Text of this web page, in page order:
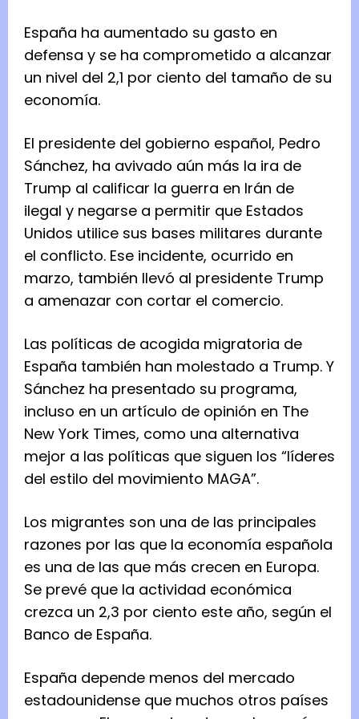
España ha aumentado su gasto en
defensa y se ha comprometido a alcanzar
un nivel del 2,1 por ciento del tamaño de su
economía.
El presidente del gobierno español, Pedro
Sánchez, ha avivado aún más la ira de
Trump al calificar la guerra en Irán de
ilegal y negarse a permitir que Estados
Unidos utilice sus bases militares durante
el conflicto. Ese incidente, ocurrido en
marzo, también llevó al presidente Trump
a amenazar con cortar el comercio.
Las políticas de acogida migratoria de
España también han molestado a Trump. Y
Sánchez ha presentado su programa,
incluso en un artículo de opinión en The
New York Times, como una alternativa
mejor a las políticas que siguen los “líderes
del estilo del movimiento MAGA”.
Los migrantes son una de las principales
razones por las que la economía española
es una de las que más crecen en Europa.
Se prevé que la actividad económica
crezca un 2,3 por ciento este año, según el
Banco de España.
España depende menos del mercado
estadounidense que muchos otros países